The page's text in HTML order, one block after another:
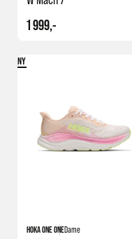
1 999,-
NY
HOKA ONE ONEDame